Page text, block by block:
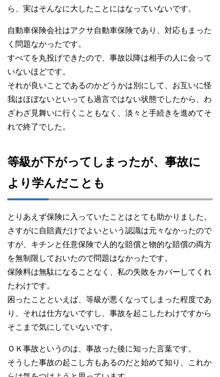
ら、実はそんなに大したことにはなっていないです。
自動車保険会社はアクサ自動車保険であり、対応もまった
く問題なかったです。
すべてを丸投げできたので、事故以降は相手の人に会って
いないほどです。
それが良いことであるのかどうかは別にして、お互いに怪
我はほぼないといっても過言ではない状態でしたから、わ
ざわざ見舞いに行くこともなく、淡々と手続きを進めてそ
れで終了でした。
等級が下がってしまったが、事故に
より学んだことも
とりあえず保険に入っていたことはとても助かりました。
さすがに自賠責だけでよいという認識は元々なかったので
すが、キチンと任意保険で人的な賠償と物的な賠償の両方
を無制限しておいたので問題はなかったです。
保険料は無駄になることなく、私の失敗をカバーしてくれ
たわけです。
困ったことといえば、等級が悪くなってしまった程度であ
り、それは仕方ないですし、事故を起こしたわけですから
そこまで気にしていないです。
ＯＫ事故というのは、事故った後に知った言葉です。
そうした事故の起こし方もあるのだと始めて知り、これか